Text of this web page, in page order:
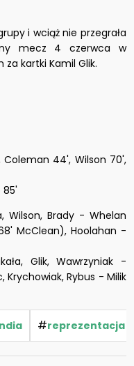
i wciąż nie przegrała
mecz 4 czerwca w
za kartki Kamil Glik.
Coleman 44', Wilson 70',
85'
Wilson, Brady - Whelan
McClean), Hoolahan -
Glik, Wawrzyniak -
Krychowiak, Rybus - Milik
#reprezentacja